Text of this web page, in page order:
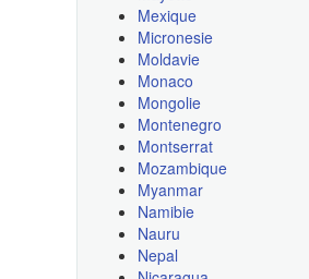
Mexique
Micronesie
Moldavie
Monaco
Mongolie
Montenegro
Montserrat
Mozambique
Myanmar
Namibie
Nauru
Nepal